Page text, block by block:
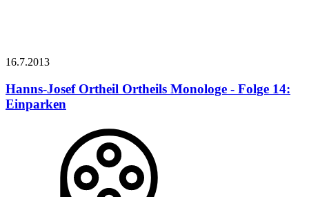
16.7.2013
Hanns-Josef Ortheil Ortheils Monologe - Folge 14:
Einparken